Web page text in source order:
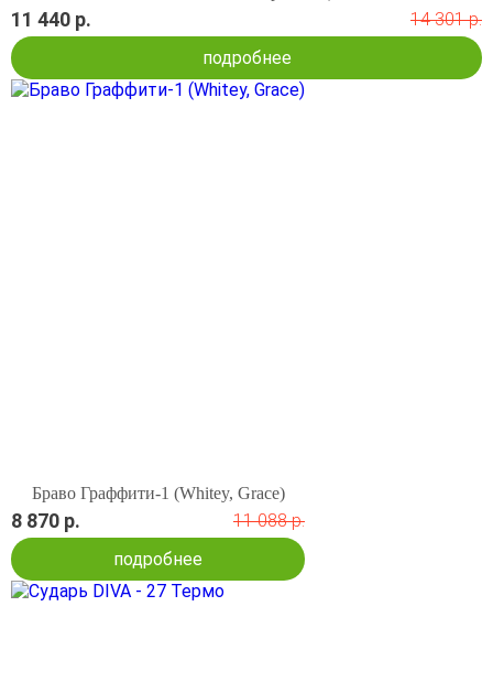
11 440 р.
14 301 р.
подробнее
Браво Граффити-1 (Whitey, Grace)
8 870 р.
11 088 р.
подробнее